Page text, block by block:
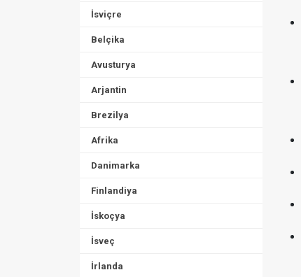
İsviçre
Belçika
Avusturya
Arjantin
Brezilya
Afrika
Danimarka
Finlandiya
İskoçya
İsveç
İrlanda